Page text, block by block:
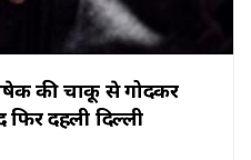
की चाकू से गोदकर
फिर दहली दिल्ली